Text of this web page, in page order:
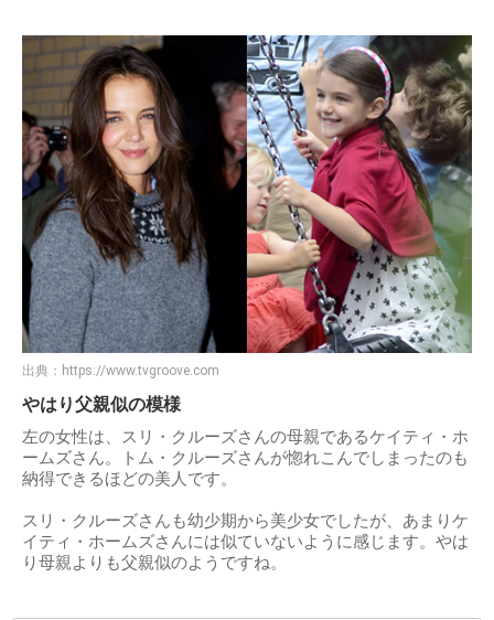
出典： https://www.tvgroove.com
やはり父親似の模様
左の女性は、スリ・クルーズさんの母親であるケイティ・ホ
ームズさん。トム・クルーズさんが惚れこんでしまったのも
納得できるほどの美人です。
スリ・クルーズさんも幼少期から美少女でしたが、あまりケ
イティ・ホームズさんには似ていないように感じます。やは
り母親よりも父親似のようですね。